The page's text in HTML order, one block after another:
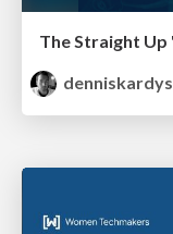
The Straight
denniskardys